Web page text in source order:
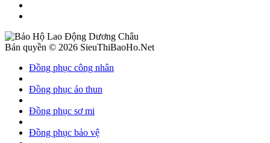
Bản quyền © 2026 SieuThiBaoHo.Net
Đồng phục công nhân
Đồng phục áo thun
Đồng phục sơ mi
Đồng phục bảo vệ